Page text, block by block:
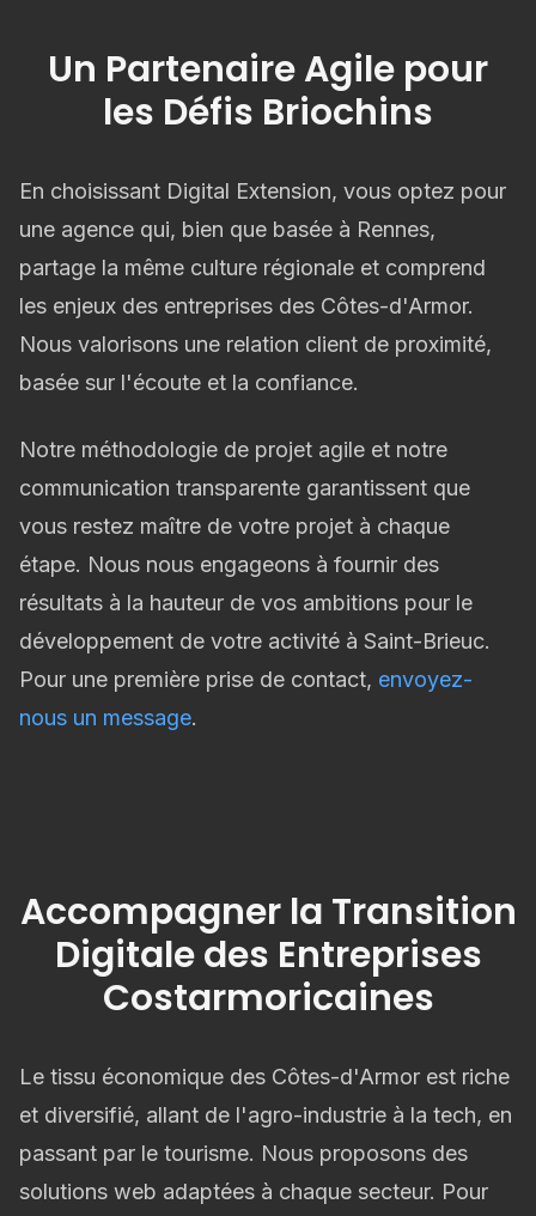
Un Partenaire Agile pour
les Défis Briochins
En choisissant Digital Extension, vous optez pour
une agence qui, bien que basée à Rennes,
partage la même culture régionale et comprend
les enjeux des entreprises des Côtes-d'Armor.
Nous valorisons une relation client de proximité,
basée sur l'écoute et la confiance.
Notre méthodologie de projet agile et notre
communication transparente garantissent que
vous restez maître de votre projet à chaque
étape. Nous nous engageons à fournir des
résultats à la hauteur de vos ambitions pour le
développement de votre activité à Saint-Brieuc.
Pour une première prise de contact, envoyez-
nous un message.
Accompagner la Transition
Digitale des Entreprises
Costarmoricaines
Le tissu économique des Côtes-d'Armor est riche
et diversifié, allant de l'agro-industrie à la tech, en
passant par le tourisme. Nous proposons des
solutions web adaptées à chaque secteur. Pour